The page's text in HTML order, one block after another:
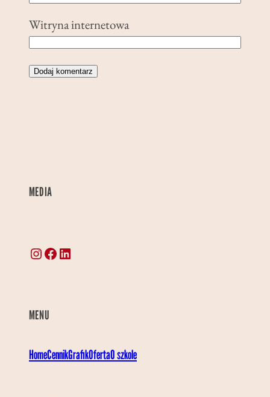
Witryna internetowa
MEDIA
Instagram Facebook LinkedIn
MENU
HomeCennikGrafikOfertaO szkole